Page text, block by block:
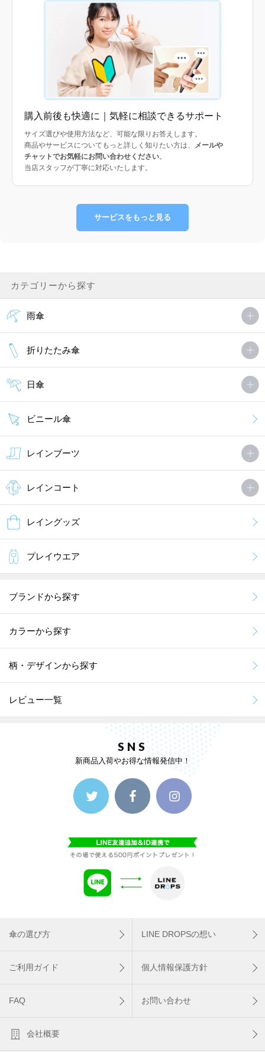
購入前後も快適に｜気軽に相談できるサポート
サイズ選びや使用方法など、可能な限りお答えします。
商品やサービスについてもっと詳しく知りたい方は、
メールや
チャットでお気軽にお問い合わせください。
当店スタッフが丁寧に対応いたします。
サービスをもっと見る
カテゴリーから探す
雨傘
折りたたみ傘
日傘
ビニール傘
レインブーツ
レインコート
レイングッズ
プレイウエア
ブランドから探す
カラーから探す
柄・デザインから探す
レビュー一覧
SNS
新商品入荷やお得な情報発信中！
傘の選び方 LINE DROPSの想い
ご利用ガイド 個人情報保護方針
FAQ お問い合わせ
会社概要